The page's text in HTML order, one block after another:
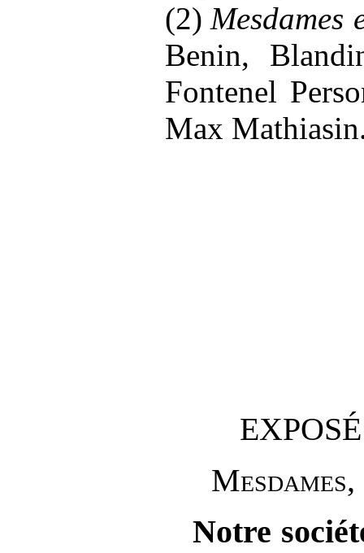
(2) Mesdames
Benin,
Fontenel
Max
Mesdames
Notre